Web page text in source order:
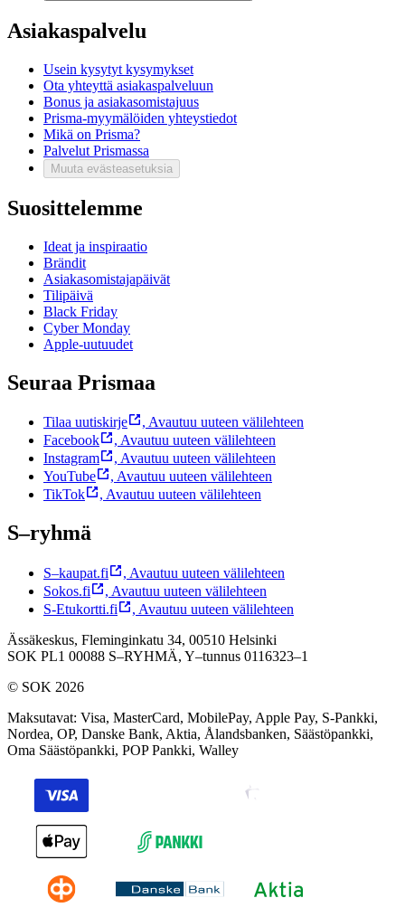
Asiakaspalvelu
Usein kysytyt kysymykset
Ota yhteyttä asiakaspalveluun
Bonus ja asiakasomistajuus
Prisma-myymälöiden yhteystiedot
Mikä on Prisma?
Palvelut Prismassa
Muuta evästeasetuksia
Suosittelemme
Ideat ja inspiraatio
Brändit
Asiakasomistajapäivät
Tilipäivä
Black Friday
Cyber Monday
Apple-uutuudet
Seuraa Prismaa
Tilaa uutiskirje , Avautuu uuteen välilehteen
Facebook
, Avautuu uuteen välilehteen
Instagram
, Avautuu uuteen välilehteen
YouTube
, Avautuu uuteen välilehteen
TikTok
, Avautuu uuteen välilehteen
S–ryhmä
S–kaupat.fi , Avautuu uuteen välilehteen
Sokos.fi
, Avautuu uuteen välilehteen
S-Etukortti.fi
, Avautuu uuteen välilehteen
Ässäkeskus, Fleminginkatu 34, 00510 Helsinki
SOK PL1 00088 S–RYHMÄ, Y–tunnus 0116323–1
© SOK 2026
Maksutavat: Visa, MasterCard, MobilePay, Apple Pay, S-Pankki,
Nordea, OP, Danske Bank, Aktia, Ålandsbanken, Säästöpankki,
Oma Säästöpankki, POP Pankki, Walley